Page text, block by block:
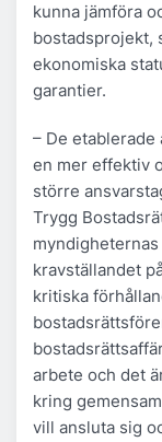
kunna jämföra
bostadsprojekt,
ekonomiska
garantier.
– De
en mer effektiv
större
Trygg
kravställandet
kritiska
arbete och det
kring
vill ansluta sig